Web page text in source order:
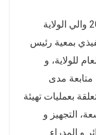
رأست صباح اليوم الثلاثاء 18 أفريل 2023 والي الولاية
بمعية رئيس
للولاية، و
متابعة مدى
بعمليات تهيئة
التجهيز و
و المدراء